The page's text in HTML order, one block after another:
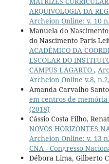
ARQUIVOLOGIA DA
Archeion Online: v. 10
Manuela do
do Nascimento Paris
ACADÊMICO DA
ESCOLAR DO
CAMPUS LAGARTO ,
Archeion Online v.8,
Amanda Carvalho
em centros de memória
(2018)
Cássio Costa Filho,
NOVOS HORIZONTES
Archeion Online: v. 13
CNA - Congresso
Débora Lima, Gilberto